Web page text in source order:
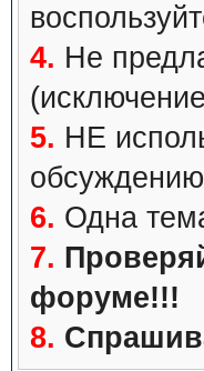
4. Не
5. НЕ
6. Одна
7.
форуме!!!
8.